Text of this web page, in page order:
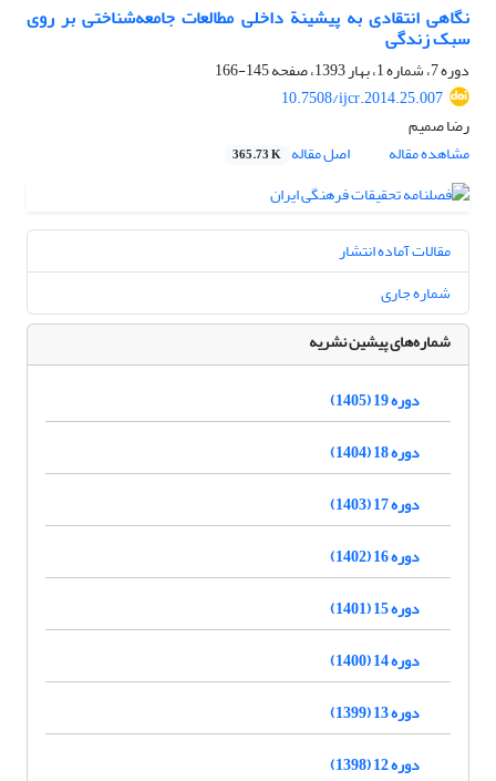
نگاهی انتقادی به پیشینة داخلی مطالعات جامعه‌شناختی بر روی
سبک زندگی
دوره 7، شماره 1، بهار 1393، صفحه
145-166
10.7508/ijcr.2014.25.007
رضا صمیم
مشاهده مقاله
اصل مقاله 365.73 K
مقالات آماده انتشار
شماره جاری
شماره‌های پیشین نشریه
دوره 19 (1405)
دوره 18 (1404)
دوره 17 (1403)
دوره 16 (1402)
دوره 15 (1401)
دوره 14 (1400)
دوره 13 (1399)
دوره 12 (1398)